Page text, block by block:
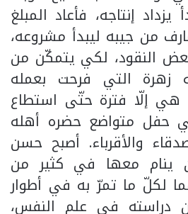
إنتاجه، فأعاد المبلغ
من جيبه ليبدأ مشروعه،
النقود، لكي يتمكّن من
زهرة التي فرحت بعمله
هي إلّا فترة حتّى استطاع
حفل متواضع حضره أهله
والأقرباء. أصبح حسن
ينام معها في كثير من
لكلّ ما تمرّ به في أطوار
دراسته في علم النفس،